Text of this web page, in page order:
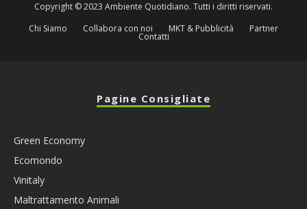
Copyright © 2023 Ambiente Quotidiano. Tutti i diritti riservati.
Chi Siamo
Collabora con noi MKT & Pubblicità Partner
Contatti
Pagine Consigliate
Green Economy
Ecomondo
Vinitaly
Maltrattamento Animali